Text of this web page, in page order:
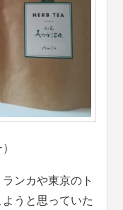
ンカや東京のト
うと思っていた